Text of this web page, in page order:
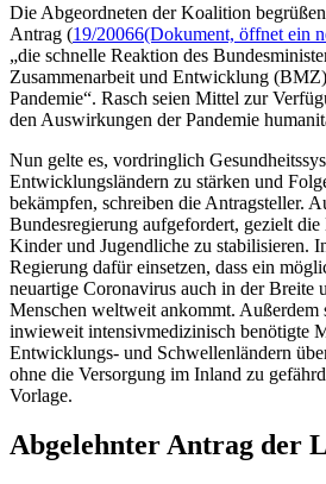
Die Abgeordneten der Koalition
Antrag (19/20066(Dokument, öffnet ein
„die schnelle Reaktion des
Zusammenarbeit und Entwicklung
Pandemie“. Rasch seien Mittel zur
den Auswirkungen der Pandemie
Nun gelte es, vordringlich
Entwicklungsländern zu stärken und
bekämpfen, schreiben die Antragsteller.
Bundesregierung aufgefordert, gezielt
Kinder und Jugendliche zu stabilisieren.
Regierung dafür einsetzen, dass ein
neuartige Coronavirus auch in der Breite
Menschen weltweit ankommt. Außerdem
inwieweit intensivmedizinisch benötigte
Entwicklungs- und Schwellenländern
ohne die Versorgung im Inland zu
Vorlage.
Abgelehnter Antrag der